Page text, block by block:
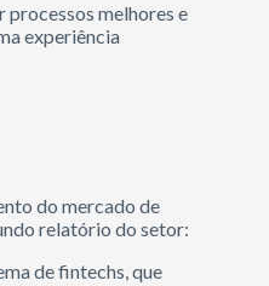
processos melhores e
experiência
do mercado de
relatório do setor:
de fintechs, que